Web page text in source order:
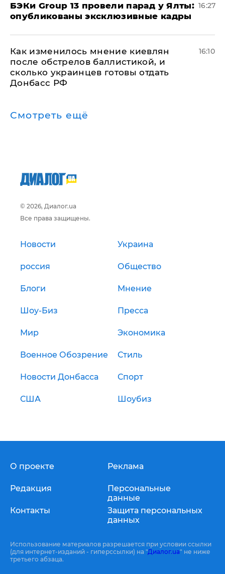
​БЭКи Group 13 провели парад у Ялты:
опубликованы эксклюзивные кадры
16:27
Как изменилось мнение киевлян
после обстрелов баллистикой, и
сколько украинцев готовы отдать
Донбасс РФ
16:10
Смотреть ещё
© 2026, Диалог.ua
Все права защищены.
Новости Украина
россия Общество
Блоги Мнение
Шоу-Биз Пресса
Мир Экономика
Военное Обозрение Стиль
Новости Донбасса Спорт
США Шоубиз
О проекте
Редакция
Контакты
Реклама
Персональные
данные
Защита персональных
данных
Использование материалов разрешается при условии ссылки
(для интернет-изданий - гиперссылки) на "Диалог.ua" не ниже
третьего абзаца.